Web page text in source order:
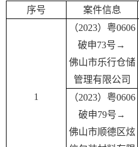
序号 案件信息
1
（2023）粤0606
破申73号 →
佛山市乐行仓储
管理有限公司
（2023）粤0606
破申79号 →
佛山市顺德区炫